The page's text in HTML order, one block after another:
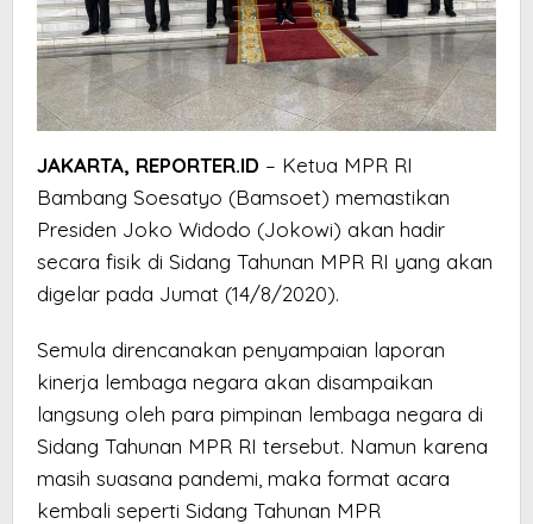
JAKARTA, REPORTER.ID – Ketua MPR RI
Bambang Soesatyo (Bamsoet) memastikan
Presiden Joko Widodo (Jokowi) akan hadir
secara fisik di Sidang Tahunan MPR RI yang akan
digelar pada Jumat (14/8/2020).
Semula direncanakan penyampaian laporan
kinerja lembaga negara akan disampaikan
langsung oleh para pimpinan lembaga negara di
Sidang Tahunan MPR RI tersebut. Namun karena
masih suasana pandemi, maka format acara
kembali seperti Sidang Tahunan MPR